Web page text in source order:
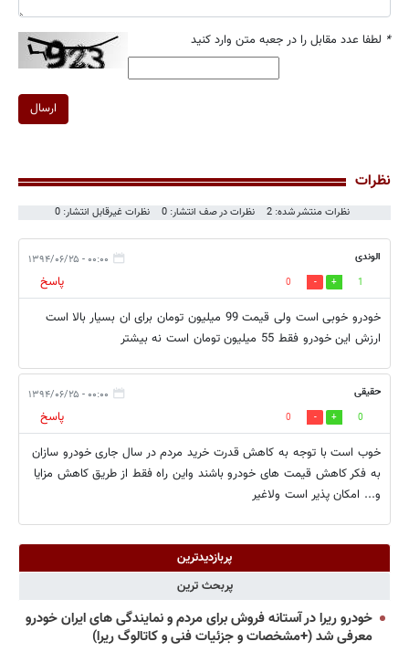
* لطفا عدد مقابل را در جعبه متن وارد کنید
ارسال
نظرات
نظرات منتشر شده: 2 نظرات در صف انتشار: 0 نظرات غیرقابل انتشار: 0
الوندی ۰۰:۰۰ - ۱۳۹۴/۰۶/۲۵
1
0
پاسخ
خودرو خوبی است ولی قیمت 99 میلیون تومان برای ان بسیار بالا است
ارزش این خودرو فقط 55 میلیون تومان است نه بیشتر
حقیقی ۰۰:۰۰ - ۱۳۹۴/۰۶/۲۵
0
0
پاسخ
خوب است با توجه به کاهش قدرت خرید مردم در سال جاری خودرو سازان
به فکر کاهش قیمت های خودرو باشند واین راه فقط از طریق کاهش مزایا
و... امکان پذیر است ولاغیر
پربازدیدترین
پربحث ترین
خودرو ریرا در آستانه فروش برای مردم و نمایندگی های ایران خودرو
معرفی شد (+مشخصات و جزئیات فنی و کاتالوگ ریرا)